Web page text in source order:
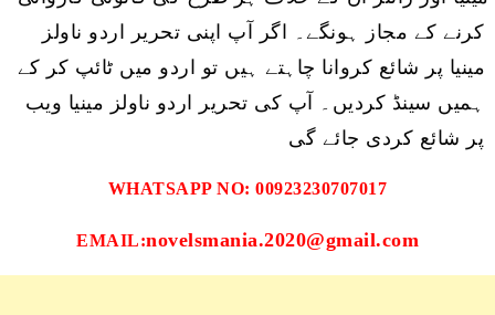
کرنے کے مجاز ہونگے۔
پر شائع کردی جائے گی
WHATSAPP NO: 00923230707017
EMAIL:novelsmania.2020@gmail.com